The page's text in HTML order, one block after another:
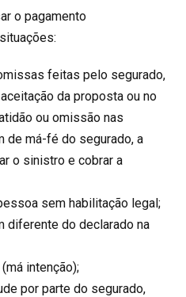
o pagamento
feitas pelo segurado,
da proposta ou no
ou omissão nas
de má-fé do segurado, a
o sinistro e cobrar a
sem habilitação legal;
diferente do declarado na
intenção);
por parte do segurado,